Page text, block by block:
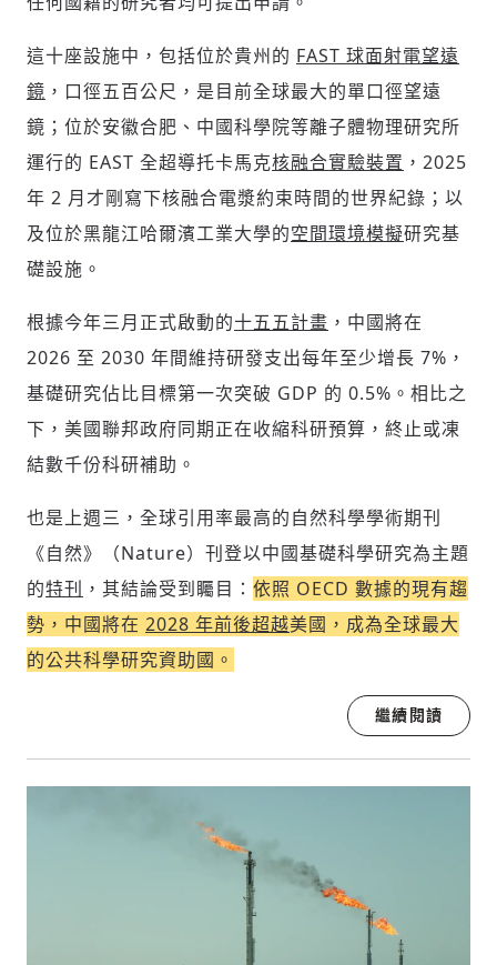
這十座設施中，包括位於貴州的 FAST 球面射電望遠
鏡 ，口徑五百公尺，是目前全球最大的單口徑望遠
鏡；位於安徽合肥、中國科學院等離子體物理研究所
運行的 EAST 全超導托卡馬克核融合實驗裝置 ，2025
年 2 月才剛寫下核融合電漿約束時間的世界紀錄；以
及位於黑龍江哈爾濱工業大學的空間環境模擬研究基
礎設施。
根據今年三月正式啟動的十五五計畫 ，中國將在
2026 至 2030 年間維持研發支出每年至少增長 7%，
基礎研究佔比目標第一次突破 GDP 的 0.5%。相比之
下，美國聯邦政府同期正在收縮科研預算，終止或凍
結數千份科研補助。
也是上週三，全球引用率最高的自然科學學術期刊
《自然》（Nature）刊登以中國基礎科學研究為主題
的特刊 ，其結論受到矚目： 依照 OECD 數據的現有趨
勢，中國將在 2028 年前後超越美國，成為全球最大
的公共科學研究資助國。
繼續閱讀